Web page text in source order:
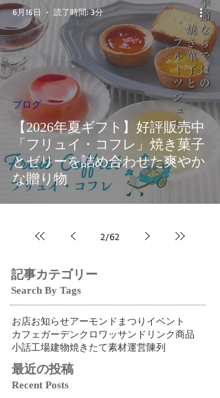
【2026年夏ギフト】好評販売中
「フリュイ・コフレ」焼き菓子
とゼリーを詰め合わせた爽やか
な贈り物
ブログ
6月16日 読了時間: 3分
2/62
記事カテゴリー
Search By Tags
お店お知らせアーモンドまつり イベント
カフェ ガーデンクロワッサン ドリンク商品
小話工場建物焼きたて素材運営陳列
最近の投稿
Recent Posts